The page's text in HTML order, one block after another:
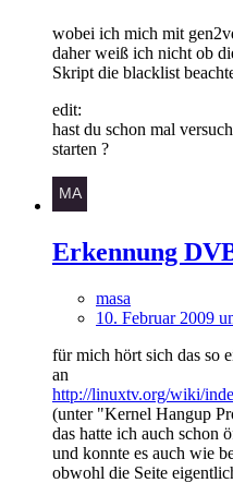
wobei ich mich mit
daher weiß ich nicht ob
Skript die blacklist
edit:
hast du schon mal
starten ?
Erkennung
masa
10. Februar 2009
für mich hört sich das so
an
http://linuxtv.org/wiki/
(unter "Kernel Hangup
das hatte ich auch schon
und konnte es auch wie
obwohl die Seite